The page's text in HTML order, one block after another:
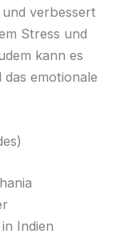
verbessert
Stress und
kann es
emotionale
Indien